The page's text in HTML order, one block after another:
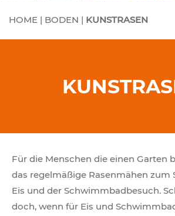
HOME | BODEN | KUNSTRASEN
Für die Menschen die einen Garten
das regelmäßige Rasenmähen zum
Eis und der Schwimmbadbesuch.
doch, wenn für Eis und